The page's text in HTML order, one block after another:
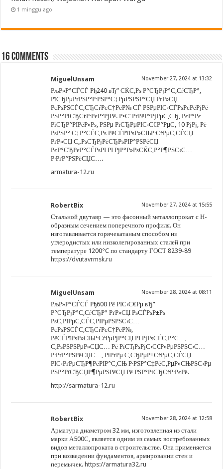
1 minggu ago
16 comments
MiguelUnsam November 27, 2024 at 13:32
РљР»Р°СЃСЃ Рђ240 вЂ” СЌС‚Рѕ Р°СЂРјР°С‚СѓСЂР°,
РїСЂРµРґРЅР°Р·РЅР°С‡РµРЅРЅР°СЏ РґР»СЏ
РєРѕРЅСЃС‚СЂСѓРєС†РёР№ СЃ РЅРµРІС‹СЃРѕРєРёРјРё
РЅР°РіСЂСѓР·РєР°РјРё. Р•С‘ РґРёР°РјРµС‚СЂ, РєР°Рє
РїСЂР°РІРёР»Рѕ, РЅРµ РїСЂРµРІС‹С€Р°РµС‚ 10 РјРј, Рё
РѕРЅР° С‡Р°СЃС‚Рѕ РёСЃРїРѕР»СЊР·СѓРµС‚СЃСЏ
РґР»СЏ С„РѕСЂРјРёСЂРѕРІР°РЅРёСЏ
РєР°СЂРєР°СЃРѕРІ РІ РјР°Р»РѕСЌС‚Р°Р¶РЅС‹С…
Р·РґР°РЅРёСЏС….
armatura-12.ru
RobertBix November 27, 2024 at 15:55
Стальной двутавр — это фасонный металлопрокат с Н-
образным сечением поперечного профиля. Он
изготавливается горячекатаным способом из
углеродистых или низколегированных сталей при
температуре 1200°C по стандарту ГОСТ 8239-89
https://dvutavrmsk.ru
MiguelUnsam November 28, 2024 at 08:11
РљР»Р°СЃСЃ Рђ600 Рё РІС‹С€Рµ вЂ”
Р°СЂРјР°С‚СѓСЂР° РґР»СЏ РѕСЃРѕР±Рѕ
РѕС‚РІРµС‚СЃС‚РІРµРЅРЅС‹С…
РєРѕРЅСЃС‚СЂСѓРєС†РёР№,
РёСЃРїРѕР»СЊР·СѓРµРјР°СЏ РІ РјРѕСЃС‚Р°С…,
С‚РѕРЅРЅРµР»СЏС… Рё РїСЂРѕРјС‹С€Р»РµРЅРЅС‹С…
Р·РґР°РЅРёСЏС…, РіРґРµ С‚СЂРµР±СѓРµС‚СЃСЏ
РІС‹РґРµСЂР¶РёРІР°С‚СЊ Р·РЅР°С‡РёС‚РµР»СЊРЅС‹Рµ
РЅР°РїСЂСЏР¶РµРЅРёСЏ Рё РЅР°РіСЂСѓР·РєРё.
http://sarmatura-12.ru
RobertBix November 28, 2024 at 12:58
Арматура диаметром 32 мм, изготовленная из стали
марки А500С, является одним из самых востребованных
видов металлопроката в строительстве. Она применяется
при возведении фундаментов, армировании стен и
перемычек. https://armatura32.ru